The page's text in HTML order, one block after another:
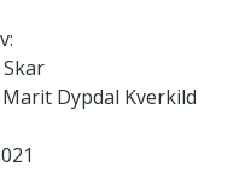
Dypdal Kverkild